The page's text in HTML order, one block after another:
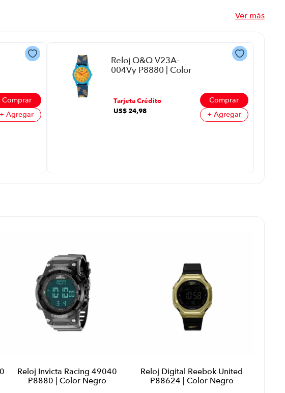
Ver más
Comprar
+ Agregar
Reloj Q&Q V23A-
004Vy P8880 | Color
Tarjeta Crédito
US$ 24,98
Comprar
+ Agregar
Reloj Invicta Racing 49040
P8880 | Color Negro
Reloj Digital Reebok United
P88624 | Color Negro